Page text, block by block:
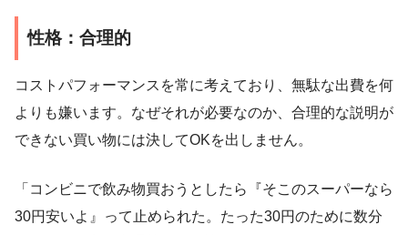
性格：合理的
コストパフォーマンスを常に考えており、無駄な出費を何
よりも嫌います。なぜそれが必要なのか、合理的な説明が
できない買い物には決してOKを出しません。
「コンビニで飲み物買おうとしたら『そこのスーパーなら
30円安いよ』って止められた。たった30円のために数分